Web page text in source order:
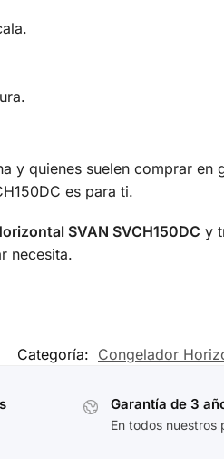
y quienes suelen comprar
es para ti.
SVAN SVCH150DC y
necesita.
Categoría: Congelador
Garantía de 3
En todos nuestros